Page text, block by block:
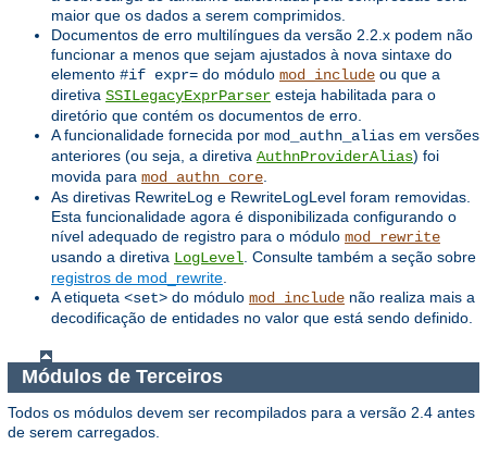
maior que os dados a serem comprimidos.
Documentos de erro multilíngues da versão 2.2.x podem não
funcionar a menos que sejam ajustados à nova sintaxe do
elemento #if expr= do módulo mod_include ou que a
diretiva SSILegacyExprParser esteja habilitada para o
diretório que contém os documentos de erro.
A funcionalidade fornecida por mod_authn_alias em versões
anteriores (ou seja, a diretiva AuthnProviderAlias) foi
movida para mod_authn_core
As diretivas RewriteLog e RewriteLogLevel foram removidas.
Esta funcionalidade agora é disponibilizada configurando o
nível adequado de registro para o módulo mod_rewrite
usando a diretiva LogLevel . Consulte também a seção sobre
registros de mod_rewrite
A etiqueta <set> do módulo mod_include não realiza mais a
decodificação de entidades no valor que está sendo definido.
Módulos de Terceiros
Todos os módulos devem ser recompilados para a versão 2.4 antes
de serem carregados.